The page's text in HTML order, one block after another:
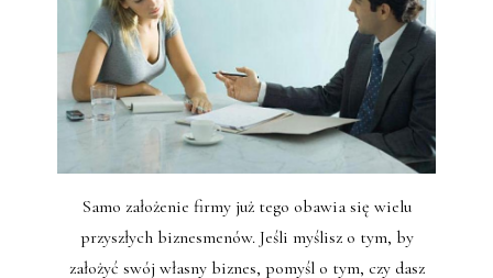
Samo założenie firmy już tego obawia się wielu
przyszłych biznesmenów. Jeśli myślisz o tym, by
założyć swój własny biznes, pomyśl o tym, czy dasz